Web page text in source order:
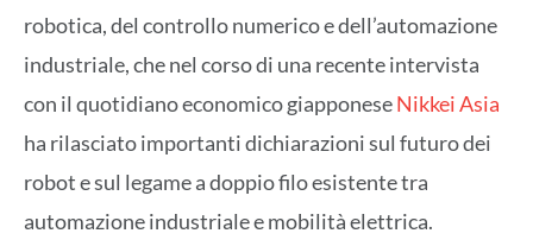
robotica, del controllo numerico e dell’automazione
industriale, che nel corso di una recente intervista
con il quotidiano economico giapponeseNikkei Asia
ha rilasciato importanti dichiarazioni sul futuro dei
robot e sul legame a doppio filo esistente tra
automazione industriale e mobilità elettrica.